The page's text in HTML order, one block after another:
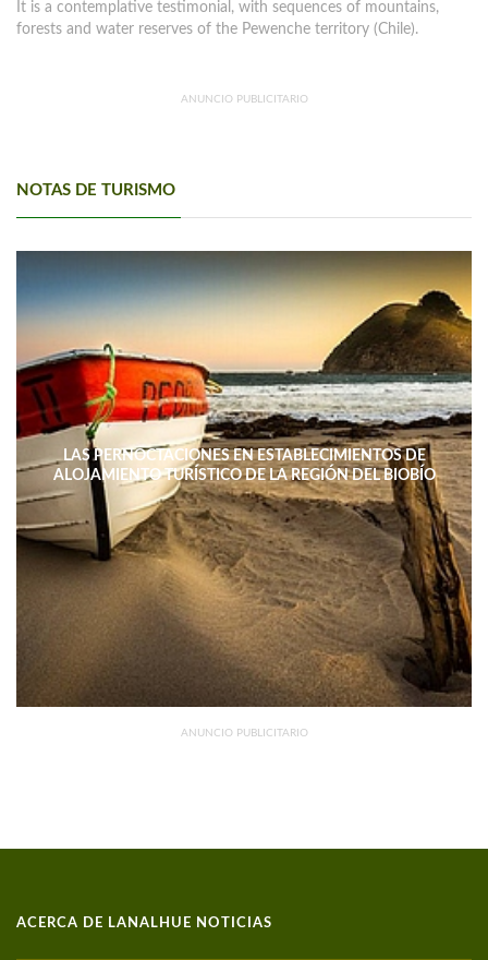
It is a contemplative testimonial, with sequences of mountains,
forests and water reserves of the Pewenche territory (Chile).
ANUNCIO PUBLICITARIO
NOTAS DE TURISMO
LAS PERNOCTACIONES EN ESTABLECIMIENTOS DE
ALOJAMIENTO TURÍSTICO DE LA REGIÓN DEL BIOBÍO
DISMINUYERON 15,4% INTERANUAL
ANUNCIO PUBLICITARIO
ACERCA DE LANALHUE NOTICIAS